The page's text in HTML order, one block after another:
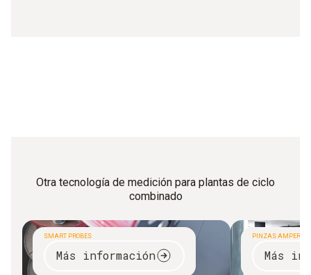
Otra tecnología de medición para plantas de ciclo
combinado
SMART PROBES
Más información
PINZAS
Más